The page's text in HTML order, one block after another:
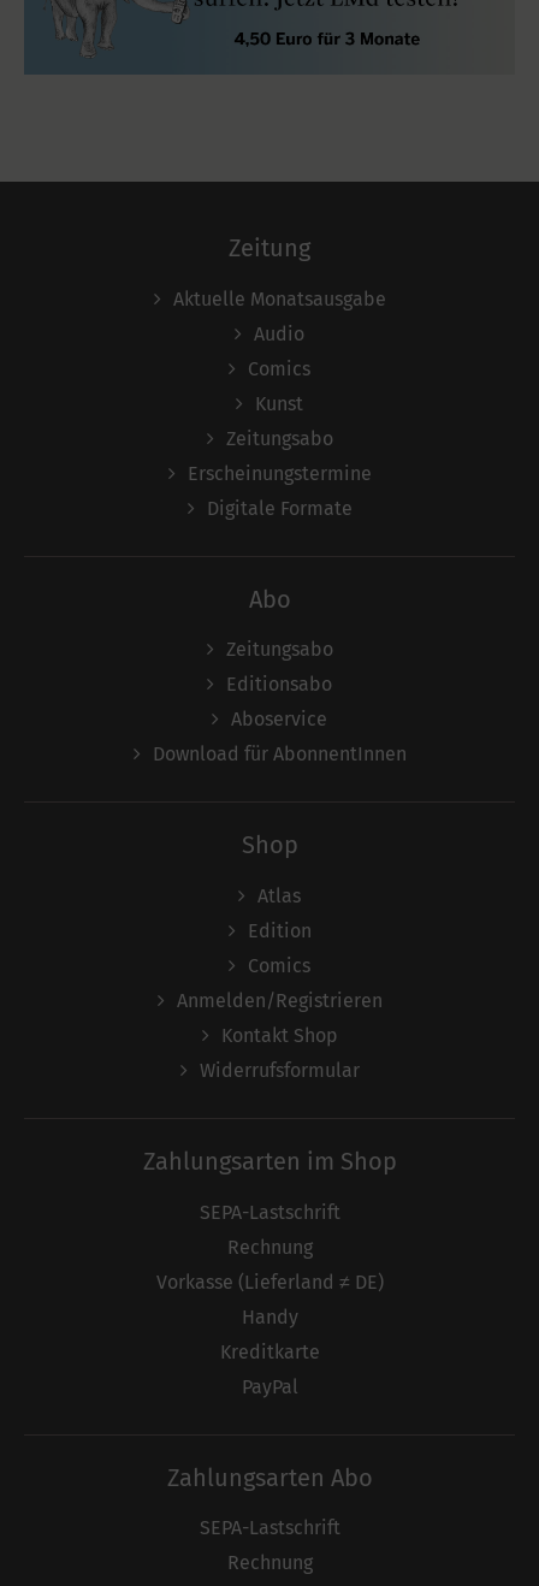
Zeitung
Aktuelle Monatsausgabe
Audio
Comics
Kunst
Zeitungsabo
Erscheinungstermine
Digitale Formate
Abo
Zeitungsabo
Editionsabo
Aboservice
Download für AbonnentInnen
Shop
Atlas
Edition
Comics
Anmelden/Registrieren
Kontakt Shop
Widerrufsformular
Zahlungsarten im Shop
SEPA-Lastschrift
Rechnung
Vorkasse (Lieferland ≠ DE)
Handy
Kreditkarte
PayPal
Zahlungsarten Abo
SEPA-Lastschrift
Rechnung